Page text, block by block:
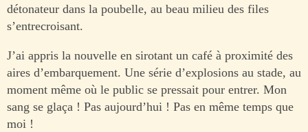
détonateur dans la poubelle, au beau milieu des files
s’entrecroisant.
J’ai appris la nouvelle en sirotant un café à proximité des
aires d’embarquement. Une série d’explosions au stade, au
moment même où le public se pressait pour entrer. Mon
sang se glaça ! Pas aujourd’hui ! Pas en même temps que
moi !